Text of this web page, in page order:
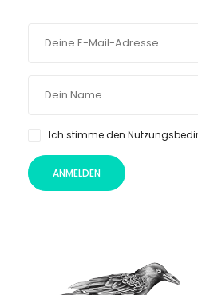
Ich stimme den
ANMELDEN